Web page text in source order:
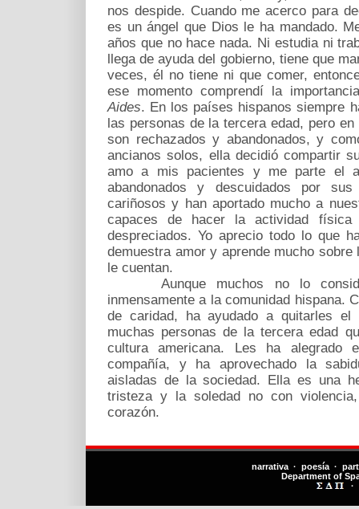
nos despide. Cuando me acerco para
es un ángel que Dios le ha mandado.
años que no hace nada. Ni estudia ni
llega de ayuda del gobierno, tiene que
veces, él no tiene ni que comer,
ese momento comprendí la
Aides. En los países hispanos siempre
las personas de la tercera edad, pero
son rechazados y abandonados, y
ancianos solos, ella decidió compartir
amo a mis pacientes y me parte el
abandonados y descuidados por
cariñosos y han aportado mucho a
capaces de hacer la actividad
despreciados. Yo aprecio todo lo que
demuestra amor y aprende mucho
le cuentan.
Aunque muchos no lo
inmensamente a la comunidad hispana.
de caridad, ha ayudado a quitarles
muchas personas de la tercera edad
cultura americana. Les ha
compañía, y ha aprovechado la
aisladas de la sociedad. Ella es una
tristeza y la soledad no con
corazón.
narrativa · poesía ·
Department of
·